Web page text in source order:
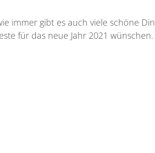
immer gibt es auch viele schöne
für das neue Jahr 2021 wünschen.